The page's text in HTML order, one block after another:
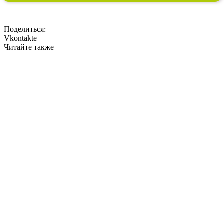
Поделиться:
Vkontakte
Читайте также